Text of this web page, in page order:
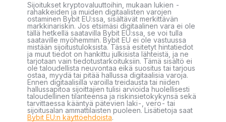
Sijoitukset kryptovaluuttoihin, mukaan lukien -
rahakkeiden ja muiden digitaalisten varojen
ostaminen Bybit EU:ssa, sisältävät merkittävän
markkinariskin. Jos etsimäsi digitaalinen vara ei ole
tällä hetkellä saatavilla Bybit EU:ssa, se voi tulla
saataville myöhemmin. Bybit EU ei ole vastuussa
mistään sijoitustuloksista. Tässä esitetyt hintatiedot
ja muut tiedot on hankittu julkisista lähteistä, ja ne
tarjotaan vain tiedotustarkoituksiin. Tämä sisältö ei
ole taloudellista neuvontaa eikä suositus tai tarjous
ostaa, myydä tai pitää hallussa digitaalisia varoja.
Ennen digitaalisilla varoilla treidausta tai niiden
hallussapitoa sijoittajien tulisi arvioida huolellisesti
taloudellinen tilanteensa ja riskinsietokykynsä sekä
tarvittaessa kääntyä pätevien laki-, vero- tai
sijoitusalan ammattilaisten puoleen. Lisätietoja saat
Bybit EU:n käyttöehdoista.